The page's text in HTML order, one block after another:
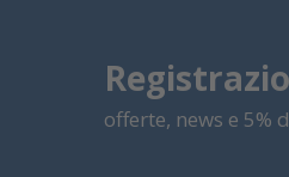
offerte, news e 5%